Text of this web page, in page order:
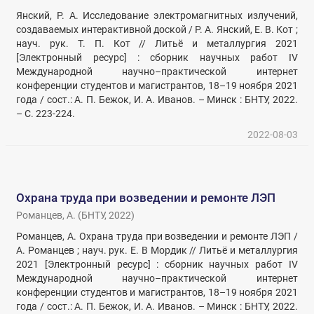
Янский, Р. А. Исследование электромагнитных излучений,
создаваемых интерактивной доской / Р. А. Янский, Е. В. Кот ;
науч. рук. Т. П. Кот // Литьё и металлургия 2021
[Электронный ресурс] : сборник научных работ IV
Международной научно–практической интернет
конференции студентов и магистрантов, 18–19 ноября 2021
года / сост.: А. П. Бежок, И. А. Иванов. – Минск : БНТУ, 2022.
– С. 223-224.
2022-08-03
Охрана труда при возведении и ремонте ЛЭП
Романцев, А. (БНТУ,2022)
Романцев, А. Охрана труда при возведении и ремонте ЛЭП /
А. Романцев ; науч. рук. Е. В Мордик // Литьё и металлургия
2021 [Электронный ресурс] : сборник научных работ IV
Международной научно–практической интернет
конференции студентов и магистрантов, 18–19 ноября 2021
года / сост.: А. П. Бежок, И. А. Иванов. – Минск : БНТУ, 2022.